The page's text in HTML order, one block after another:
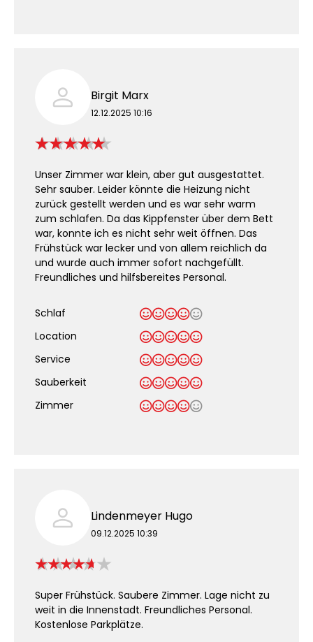
Birgit Marx
12.12.2025 10:16
Unser Zimmer war klein, aber gut ausgestattet.
Sehr sauber. Leider könnte die Heizung nicht
zurück gestellt werden und es war sehr warm
zum schlafen. Da das Kippfenster über dem Bett
war, konnte ich es nicht sehr weit öffnen. Das
Frühstück war lecker und von allem reichlich da
und wurde auch immer sofort nachgefüllt.
Freundliches und hilfsbereites Personal.
Schlaf
Location
Service
Sauberkeit
Zimmer
Lindenmeyer Hugo
09.12.2025 10:39
Super Frühstück. Saubere Zimmer. Lage nicht zu
weit in die Innenstadt. Freundliches Personal.
Kostenlose Parkplätze.